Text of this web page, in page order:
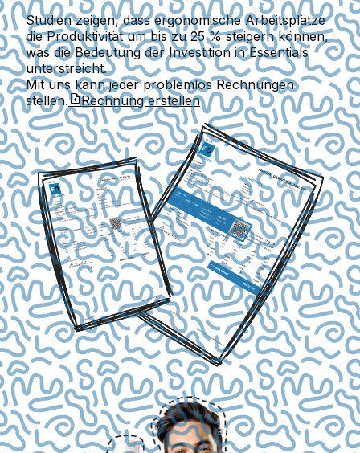
Studien zeigen, dass ergonomische Arbeitsplätze
die Produktivität um bis zu 25 % steigern können,
was die Bedeutung der Investition in Essentials
unterstreicht.
Mit uns kann jeder problemlos Rechnungen
stellen.
Rechnung erstellen